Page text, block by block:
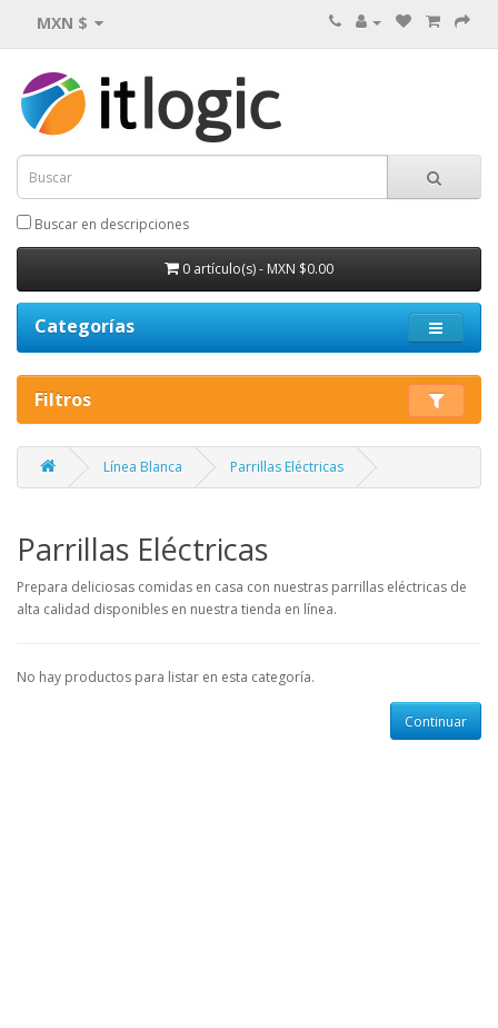
MXN $
Buscar en descripciones
0 artículo(s) - MXN $0.00
Categorías
Filtros
Línea Blanca Parrillas Eléctricas
Parrillas Eléctricas
Prepara deliciosas comidas en casa con nuestras parrillas eléctricas de
alta calidad disponibles en nuestra tienda en línea.
No hay productos para listar en esta categoría.
Continuar